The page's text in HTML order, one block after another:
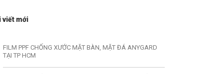
viết mới
FILM PPF CHỐNG XƯỚC MẶT BÀN, MẶT ĐÁ ANYGARD
TẠI TP HCM